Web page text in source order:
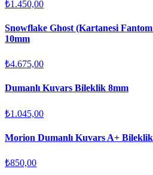
₺1.450,00
Snowflake Ghost (Kartanesi
10mm
₺4.675,00
Dumanlı Kuvars Bileklik 8mm
₺1.045,00
Morion Dumanlı Kuvars A+ Bileklik
₺850,00